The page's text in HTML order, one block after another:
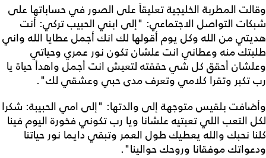
وقالت المطربة الخليجية تعليقاً على الصور في حساباتها على
شبكات التواصل الاجتماعي: "إلى ابني الحبيب تركي: أنت
هديتي من الله وكل يوم أقولها لك انك أجمل عطايا الله واني
طلبتك منه وعطاني انت علشان تكون نور عمري وحياتي
وعلشان أحقق كل شي حققته لتعيش انت أجمل واهدأ حياة يا
رب تكبر وتقرا كلامي وتعرف مدى حبي وعشقي لك".
وأضافت بلقيس متوجهة إلى والدتها: "إلى امي الحبيبة: شكرا
لكل التعب اللي تعبتيه علشانا ويا رب تكوني فخورة اليوم فينا
كلنا نحبك والله يعطيك طول العمر وتبقي دايما نور حياتنا
ودعواتك موفقانا وروحك حوالينا".